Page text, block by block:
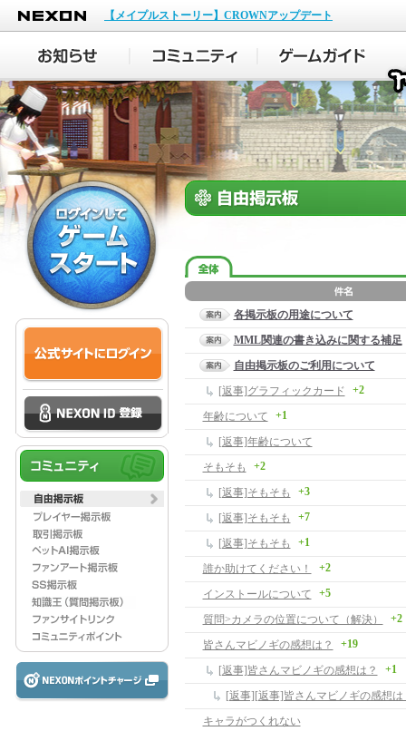
NEXON
【メイプルストーリー】CROWNアップデート
各掲示板の用途について
MML関連の書き込みに関する補足
自由掲示板のご利用について
[返事]グラフィックカード
+2
年齢について +1
[返事]年齢について
そもそも
+2
[返事]そもそも +3
[返事]そもそも +7
[返事]そもそも +1
誰か助けてください！ +2
インストールについて +5
質問>カメラの位置について（解決） +2
皆さんマビノギの感想は？ +19
[返事]皆さんマビノギの感想は？ +1
[返事][返事]皆さんマビノギの感想は
キャラがつくれない